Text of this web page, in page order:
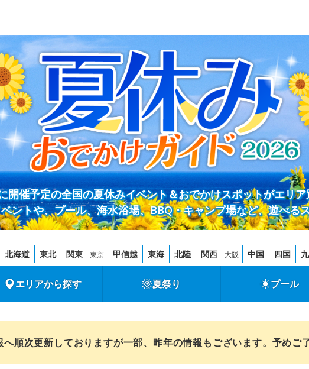
開催予定の全国の夏休みイベント＆おでかけスポットがエリ
ントや、プール、海水浴場、BBQ・キャンプ場など、遊べる
北海道 東北 関東 東京 甲信越 東海 北陸 関西 大阪 中国 四国
エリアから探す 夏祭り プール
順次更新しておりますが一部、昨年の情報もございます。予めご